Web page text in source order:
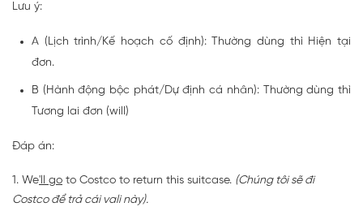
Lưu ý:
A (Lịch trình/Kế hoạch cố định): Thường dùng thì Hiện tại
đơn.
B (Hành động bộc phát/Dự định cá nhân): Thường dùng thì
Tương lai đơn (will)
Đáp án:
1. We'll go to Costco to return this suitcase. (Chúng tôi sẽ đi
Costco để trả cái vali này).